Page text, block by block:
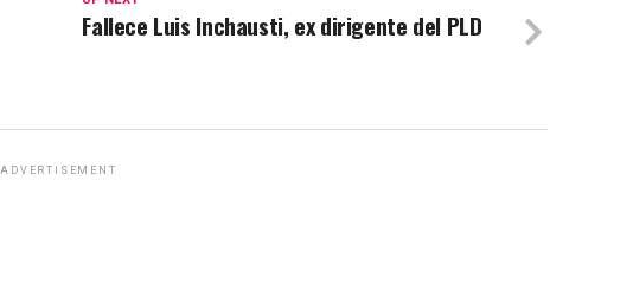
Fallece Luis Inchausti, ex dirigente del PLD
ADVERTISEMENT